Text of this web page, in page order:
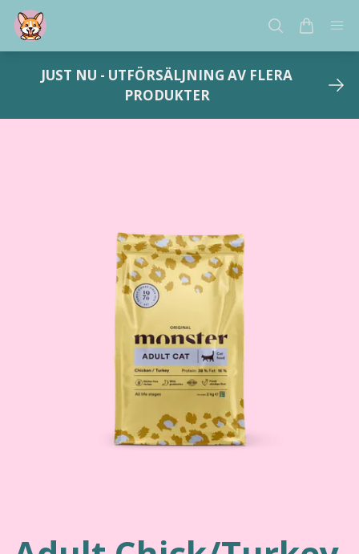
JUST NU - UTFÖRSÄLJNING AV FLERA
PRODUKTER